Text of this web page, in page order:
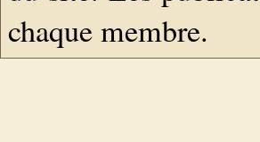
chaque membre.